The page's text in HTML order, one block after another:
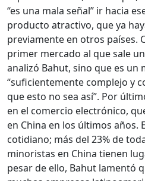
“es una mala señal” ir hacia
producto atractivo, que ya
previamente en otros países.
primer mercado al que sale
analizó Bahut, sino que es un
“suficientemente complejo y
que esto no sea así”. Por
en el comercio electrónico,
en China en los últimos años.
cotidiano; más del 23% de
minoristas en China tienen
pesar de ello, Bahut lamentó